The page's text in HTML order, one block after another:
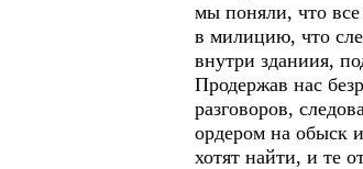
мы поняли, что
в милицию, что
внутри зданиия,
Продержав нас
разговоров,
ордером на обыск
хотят найти, и те